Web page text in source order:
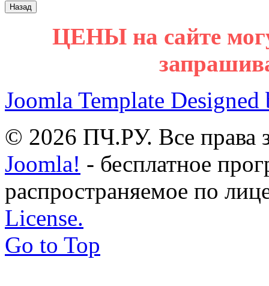
ЦЕНЫ на сайте
Joomla Template Designed
© 2026 ПЧ.РУ. Все права
Joomla! - бесплатное
распространяемое по
License.
Go to Top